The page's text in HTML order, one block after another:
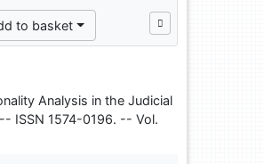
to basket
Analysis in the Judicial
ISSN 1574-0196. -- Vol.